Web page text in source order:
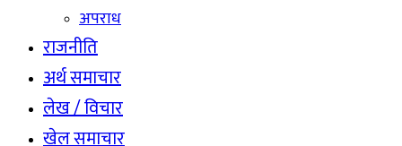
अपराध
राजनीति
अर्थ समाचार
लेख / विचार
खेल समाचार